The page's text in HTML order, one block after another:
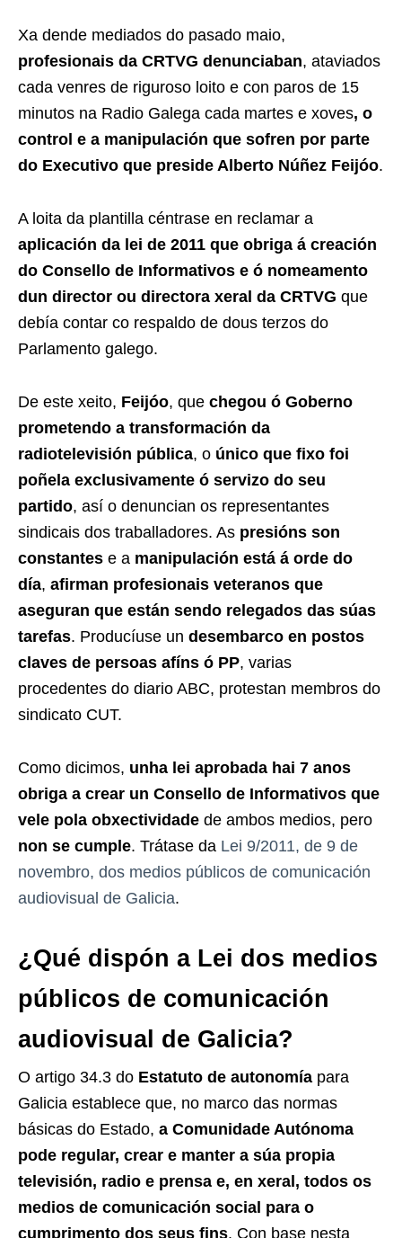
Xa dende mediados do pasado maio,
profesionais da CRTVG denunciaban, ataviados
cada venres de riguroso loito e con paros de 15
minutos na Radio Galega cada martes e xoves, o
control e a manipulación que sofren por parte
do Executivo que preside Alberto Núñez Feijóo.
A loita da plantilla céntrase en reclamar a
aplicación da lei de 2011 que obriga á creación
do Consello de Informativos e ó nomeamento
dun director ou directora xeral da CRTVG que
debía contar co respaldo de dous terzos do
Parlamento galego.
De este xeito, Feijóo, que chegou ó Goberno
prometendo a transformación da
radiotelevisión pública, o único que fixo foi
poñela exclusivamente ó servizo do seu
partido, así o denuncian os representantes
sindicais dos traballadores. As presións son
constantes e a manipulación está á orde do
día, afirman profesionais veteranos que
aseguran que están sendo relegados das súas
tarefas. Producíuse un desembarco en postos
claves de persoas afíns ó PP, varias
procedentes do diario ABC, protestan membros do
sindicato CUT.
Como dicimos, unha lei aprobada hai 7 anos
obriga a crear un Consello de Informativos que
vele pola obxectividade de ambos medios, pero
non se cumple. Trátase da Lei 9/2011, de 9 de
novembro, dos medios públicos de comunicación
audiovisual de Galicia.
¿Qué dispón a Lei dos medios
públicos de comunicación
audiovisual de Galicia?
O artigo 34.3 do Estatuto de autonomía para
Galicia establece que, no marco das normas
básicas do Estado, a Comunidade Autónoma
pode regular, crear e manter a súa propia
televisión, radio e prensa e, en xeral, todos os
medios de comunicación social para o
cumprimento dos seus fins. Con base nesta